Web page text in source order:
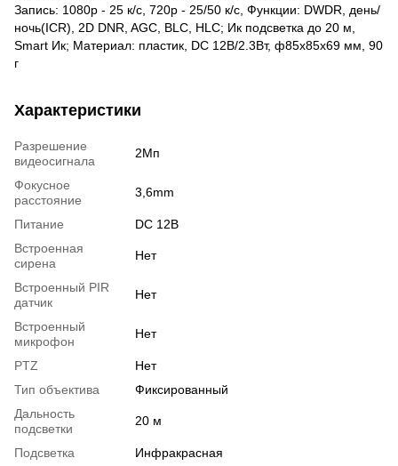
Запись: 1080p - 25 к/с, 720p - 25/50 к/с, Функции: DWDR, день/
ночь(ICR), 2D DNR, AGC, BLC, HLC; Ик подсветка до 20 м,
Smart Ик; Материал: пластик, DC 12В/2.3Вт, ф85х85х69 мм, 90
г
Характеристики
Разрешение
видеосигнала
2Мп
Фокусное
расстояние
3,6mm
Питание
DC 12В
Встроенная
сирена
Нет
Встроенный PIR
датчик
Нет
Встроенный
микрофон
Нет
PTZ
Нет
Тип объектива
Фиксированный
Дальность
подсветки
20 м
Подсветка
Инфракрасная